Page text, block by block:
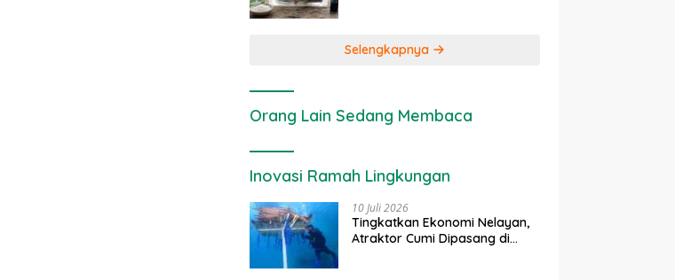
Selengkapnya
Orang Lain Sedang Membaca
Inovasi Ramah Lingkungan
10 Juli 2026
Tingkatkan Ekonomi Nelayan,
Atraktor Cumi Dipasang di